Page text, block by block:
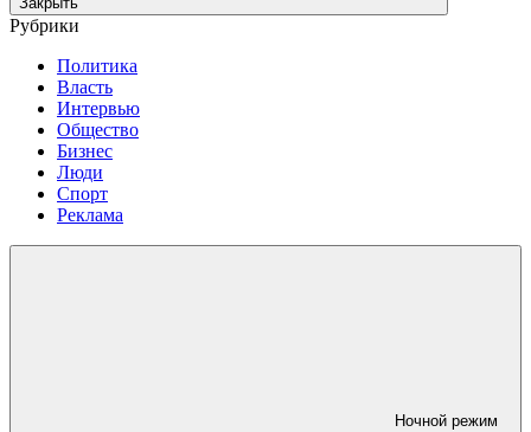
Рубрики
Политика
Власть
Интервью
Общество
Бизнес
Люди
Спорт
Реклама
Ночной режим